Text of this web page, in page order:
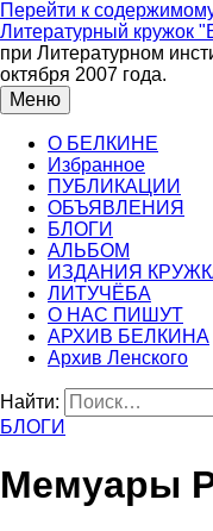
Перейти к
Литературный кружок
при Литературном
октября 2007 года.
Меню
О БЕЛКИНЕ
Избранное
ПУБЛИКАЦИИ
ОБЪЯВЛЕНИЯ
БЛОГИ
АЛЬБОМ
ИЗДАНИЯ
ЛИТУЧЁБА
О НАС ПИШУТ
АРХИВ БЕЛКИНА
Архив Ленского
Найти:
БЛОГИ
Мемуары